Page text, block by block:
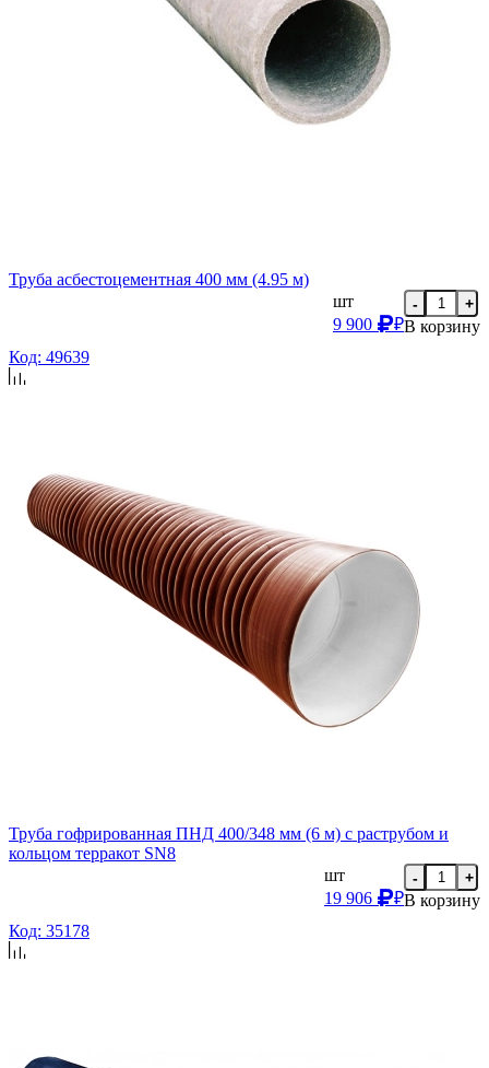
Труба асбестоцементная 400 мм (4.95 м)
шт
9 900
₽
- +
В корзину
Код: 49639
Труба гофрированная ПНД 400/348 мм (6 м) с раструбом и
кольцом терракот SN8
шт
19 906
₽
- +
В корзину
Код: 35178